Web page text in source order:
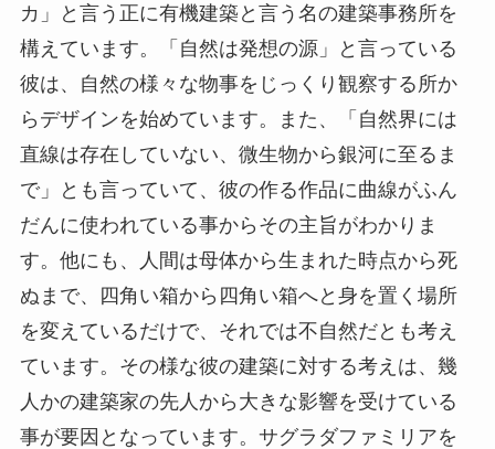
カ」と言う正に有機建築と言う名の建築事務所を
構えています。「自然は発想の源」と言っている
彼は、自然の様々な物事をじっくり観察する所か
らデザインを始めています。また、「自然界には
直線は存在していない、微生物から銀河に至るま
で」とも言っていて、彼の作る作品に曲線がふん
だんに使われている事からその主旨がわかりま
す。他にも、人間は母体から生まれた時点から死
ぬまで、四角い箱から四角い箱へと身を置く場所
を変えているだけで、それでは不自然だとも考え
ています。その様な彼の建築に対する考えは、幾
人かの建築家の先人から大きな影響を受けている
事が要因となっています。サグラダファミリアを